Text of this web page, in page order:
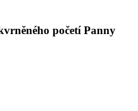
početí Panny